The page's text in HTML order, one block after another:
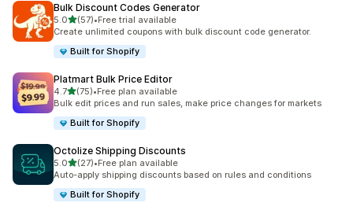
Bulk Discount Codes Generator
5.05つ星中
(57)
合計レビュー数：57件
•Free trial available
Create unlimited coupons with bulk discount code generator.
Built for Shopify
Platmart Bulk Price Editor
4.75つ星中
(75)
合計レビュー数：75件
•Free plan available
Bulk edit prices and run sales, make price changes for markets
Built for Shopify
Octolize Shipping Discounts
5.05つ星中
(27)
合計レビュー数：27件
•Free plan available
Auto-apply shipping discounts based on rules and conditions
Built for Shopify